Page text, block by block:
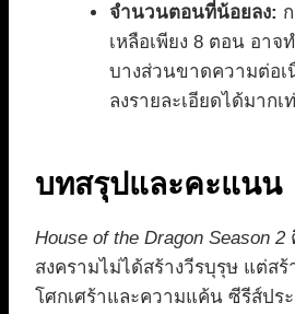
จำนวนตอนที่น้อยลง:
เหลือเพียง 8 ตอน อาจ
บางส่วนขาดความต่อเ
ลงรายละเอียดได้มากเ
บทสรุปและคะแนน
House of the Dragon Season 2
สงครามไม่ได้สร้างวีรบุรุษ แต่ส
โศกเศร้าและความแค้น ซีรีส์ปร